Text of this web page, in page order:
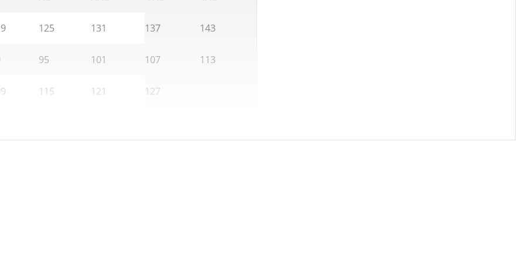
125 131 137 143
95 101 107 113
115 121 127